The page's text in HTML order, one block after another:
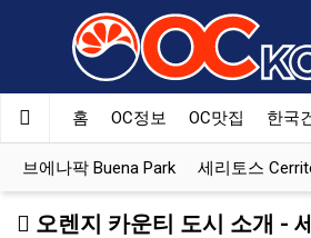
홈 OC정보 OC맛집 한국
브에나팍 Buena Park 세리토스
오렌지 카운티 도시 소개 -